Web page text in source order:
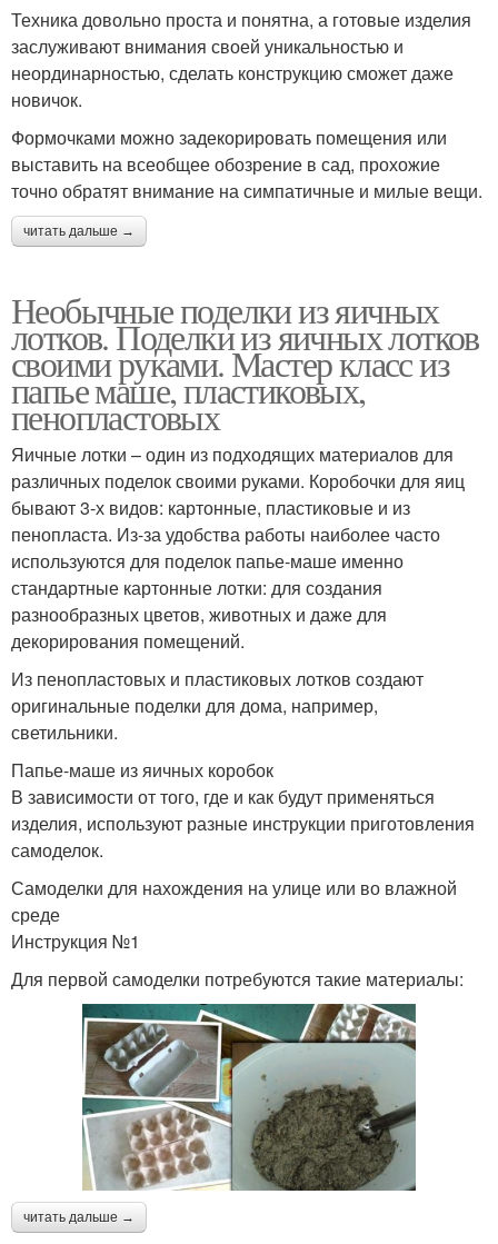
Техника довольно проста и понятна, а готовые изделия
заслуживают внимания своей уникальностью и
неординарностью, сделать конструкцию сможет даже
новичок.
Формочками можно задекорировать помещения или
выставить на всеобщее обозрение в сад, прохожие
точно обратят внимание на симпатичные и милые вещи.
читать дальше →
Необычные поделки из яичных
лотков. Поделки из яичных лотков
своими руками. Мастер класс из
папье маше, пластиковых,
пенопластовых
Яичные лотки – один из подходящих материалов для
различных поделок своими руками. Коробочки для яиц
бывают 3-х видов: картонные, пластиковые и из
пенопласта. Из-за удобства работы наиболее часто
используются для поделок папье-маше именно
стандартные картонные лотки: для создания
разнообразных цветов, животных и даже для
декорирования помещений.
Из пенопластовых и пластиковых лотков создают
оригинальные поделки для дома, например,
светильники.
Папье-маше из яичных коробок
В зависимости от того, где и как будут применяться
изделия, используют разные инструкции приготовления
самоделок.
Самоделки для нахождения на улице или во влажной
среде
Инструкция №1
Для первой самоделки потребуются такие материалы:
читать дальше →